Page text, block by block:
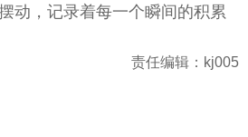
动，记录着每一个瞬间的积累
责任编辑：kj005